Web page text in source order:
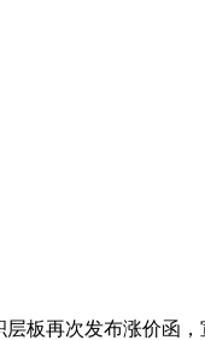
板再次发布涨价函